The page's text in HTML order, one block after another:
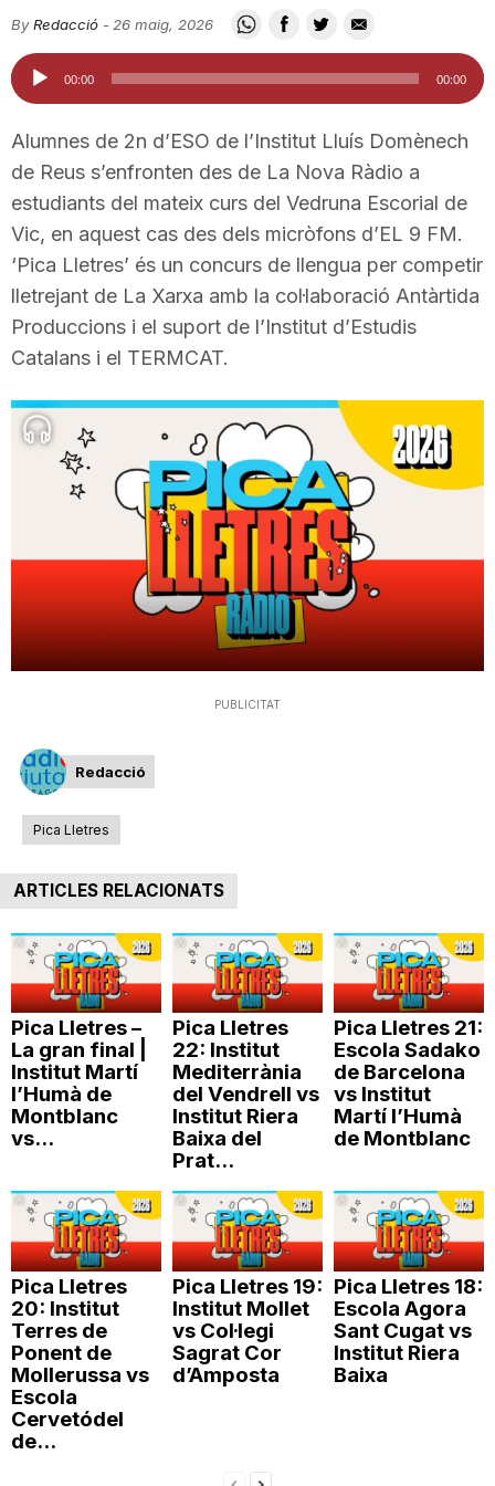
i
t
a
t
e
g
n
a
By Redacció - 26 maig, 2026
Reproductor
d'àudio
00:00 00:00
Alumnes de 2n d’ESO de l’Institut Lluís Domènech
de Reus s’enfronten des de La Nova Ràdio a
estudiants del mateix curs del Vedruna Escorial de
Vic, en aquest cas des dels micròfons d’EL 9 FM.
‘Pica Lletres’ és un concurs de llengua per competir
lletrejant de La Xarxa amb la col·laboració Antàrtida
Produccions i el suport de l’Institut d’Estudis
Catalans i el TERMCAT.
PUBLICITAT
Redacció
Pica Lletres
ARTICLES RELACIONATS
Pica Lletres –
La gran final |
Institut Martí
l’Humà de
Montblanc
vs...
Pica Lletres
22: Institut
Mediterrània
del Vendrell vs
Institut Riera
Baixa del
Prat...
Pica Lletres 21:
Escola Sadako
de Barcelona
vs Institut
Martí l’Humà
de Montblanc
Pica Lletres
20: Institut
Terres de
Ponent de
Mollerussa vs
Escola
Cervetódel
de...
Pica Lletres 19:
Institut Mollet
vs Col·legi
Sagrat Cor
d’Amposta
Pica Lletres 18:
Escola Agora
Sant Cugat vs
Institut Riera
Baixa